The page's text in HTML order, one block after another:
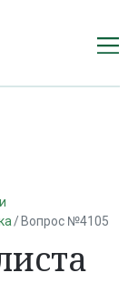
Вопрос №4105